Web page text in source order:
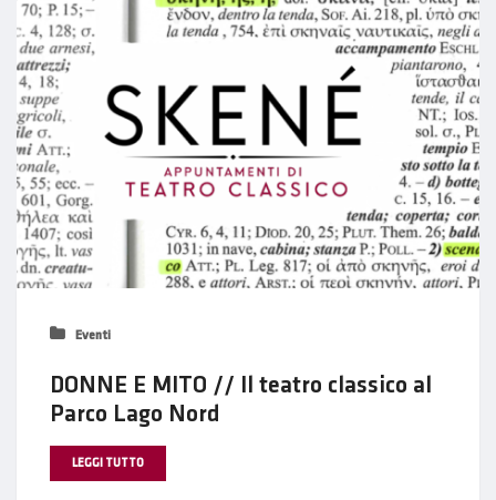
Eventi
DONNE E MITO // Il teatro classico al
Parco Lago Nord
LEGGI TUTTO